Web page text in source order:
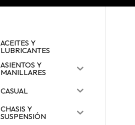
ACEITES Y
LUBRICANTES
ASIENTOS Y
MANILLARES
CASUAL
CHASIS Y
SUSPENSIÓN